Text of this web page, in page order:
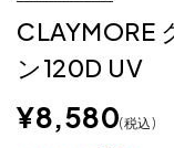
CLAYMORE
ン120D UV
¥8,580 税込